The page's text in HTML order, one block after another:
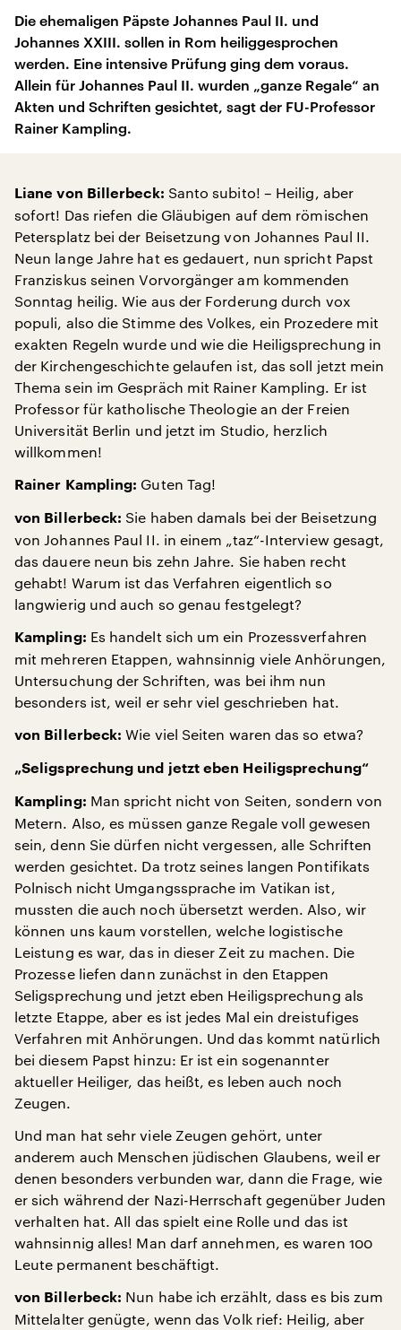
Die ehemaligen Päpste Johannes Paul II. und
Johannes XXIII. sollen in Rom heiliggesprochen
werden. Eine intensive Prüfung ging dem voraus.
Allein für Johannes Paul II. wurden „ganze Regale“ an
Akten und Schriften gesichtet, sagt der FU-Professor
Rainer Kampling.
Liane von Billerbeck: Santo subito! – Heilig, aber
sofort! Das riefen die Gläubigen auf dem römischen
Petersplatz bei der Beisetzung von Johannes Paul II.
Neun lange Jahre hat es gedauert, nun spricht Papst
Franziskus seinen Vorvorgänger am kommenden
Sonntag heilig. Wie aus der Forderung durch vox
populi, also die Stimme des Volkes, ein Prozedere mit
exakten Regeln wurde und wie die Heiligsprechung in
der Kirchengeschichte gelaufen ist, das soll jetzt mein
Thema sein im Gespräch mit Rainer Kampling. Er ist
Professor für katholische Theologie an der Freien
Universität Berlin und jetzt im Studio, herzlich
willkommen!
Rainer Kampling: Guten Tag!
von Billerbeck: Sie haben damals bei der Beisetzung
von Johannes Paul II. in einem „taz“-Interview gesagt,
das dauere neun bis zehn Jahre. Sie haben recht
gehabt! Warum ist das Verfahren eigentlich so
langwierig und auch so genau festgelegt?
Kampling: Es handelt sich um ein Prozessverfahren
mit mehreren Etappen, wahnsinnig viele Anhörungen,
Untersuchung der Schriften, was bei ihm nun
besonders ist, weil er sehr viel geschrieben hat.
von Billerbeck: Wie viel Seiten waren das so etwa?
„Seligsprechung und jetzt eben Heiligsprechung“
Kampling: Man spricht nicht von Seiten, sondern von
Metern. Also, es müssen ganze Regale voll gewesen
sein, denn Sie dürfen nicht vergessen, alle Schriften
werden gesichtet. Da trotz seines langen Pontifikats
Polnisch nicht Umgangssprache im Vatikan ist,
mussten die auch noch übersetzt werden. Also, wir
können uns kaum vorstellen, welche logistische
Leistung es war, das in dieser Zeit zu machen. Die
Prozesse liefen dann zunächst in den Etappen
Seligsprechung und jetzt eben Heiligsprechung als
letzte Etappe, aber es ist jedes Mal ein dreistufiges
Verfahren mit Anhörungen. Und das kommt natürlich
bei diesem Papst hinzu: Er ist ein sogenannter
aktueller Heiliger, das heißt, es leben auch noch
Zeugen.
Und man hat sehr viele Zeugen gehört, unter
anderem auch Menschen jüdischen Glaubens, weil er
denen besonders verbunden war, dann die Frage, wie
er sich während der Nazi-Herrschaft gegenüber Juden
verhalten hat. All das spielt eine Rolle und das ist
wahnsinnig alles! Man darf annehmen, es waren 100
Leute permanent beschäftigt.
von Billerbeck: Nun habe ich erzählt, dass es bis zum
Mittelalter genügte, wenn das Volk rief: Heilig, aber